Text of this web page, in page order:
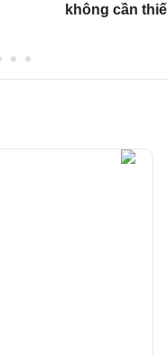
không cần